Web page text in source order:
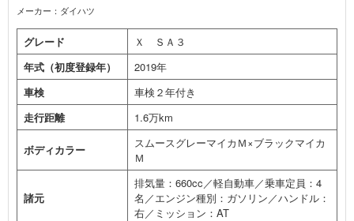
メーカー：ダイハツ
グレード
Ｘ ＳＡ３
年式（初度登録年）
2019年
車検
車検２年付き
走行距離
1.6万km
ボディカラー
スムースグレーマイカＭ×ブラックマイカ
Ｍ
諸元
排気量：660cc／軽自動車／乗車定員：4
名／エンジン種別：ガソリン／ハンドル：
右／ミッション：AT